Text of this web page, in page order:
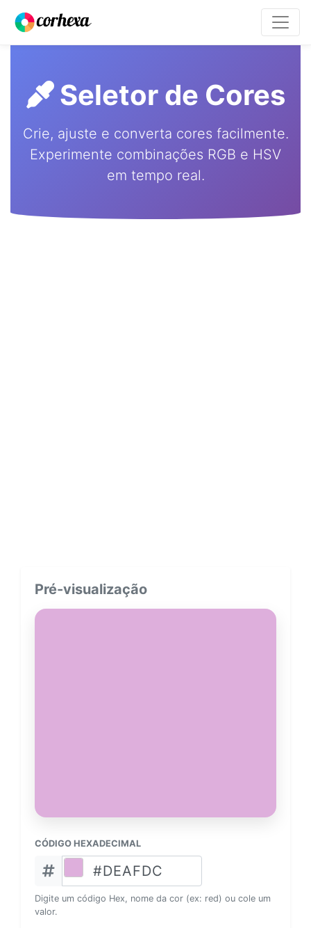
Seletor de Cores
Crie, ajuste e converta cores facilmente.
Experimente combinações RGB e HSV
em tempo real.
Pré-visualização
CÓDIGO HEXADECIMAL
Digite um código Hex, nome da cor (ex: red) ou cole um
valor.